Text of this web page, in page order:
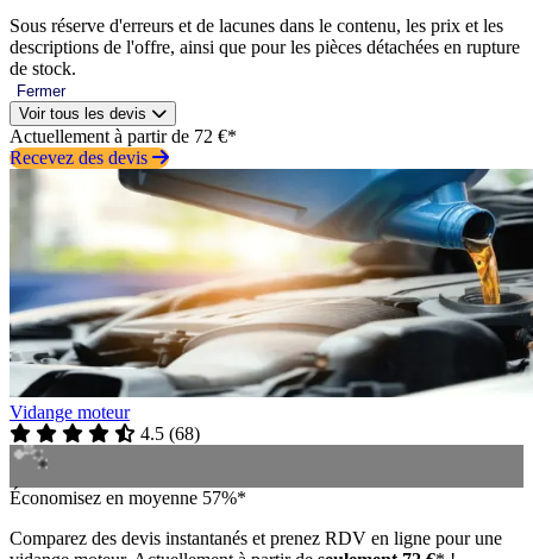
Sous réserve d'erreurs et de lacunes dans le contenu, les prix et les
descriptions de l'offre, ainsi que pour les pièces détachées en rupture
de stock.
Fermer
Voir tous les devis
Actuellement à partir de 72 €*
Recevez des devis
Vidange moteur
4.5 (68)
Économisez en moyenne 57%*
Comparez des devis instantanés et prenez RDV en ligne pour une